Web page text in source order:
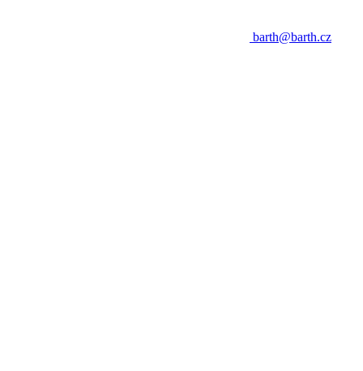
barth@barth.cz